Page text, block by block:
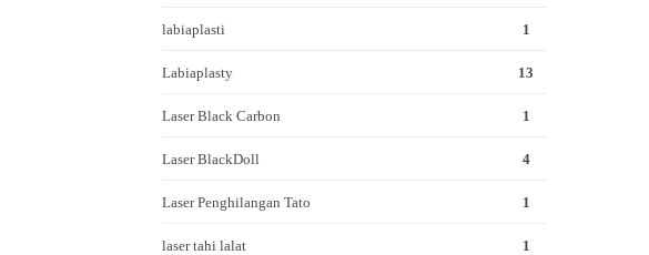
labiaplasti 1
Labiaplasty 13
Laser Black Carbon 1
Laser BlackDoll 4
Laser Penghilangan Tato 1
laser tahi lalat 1